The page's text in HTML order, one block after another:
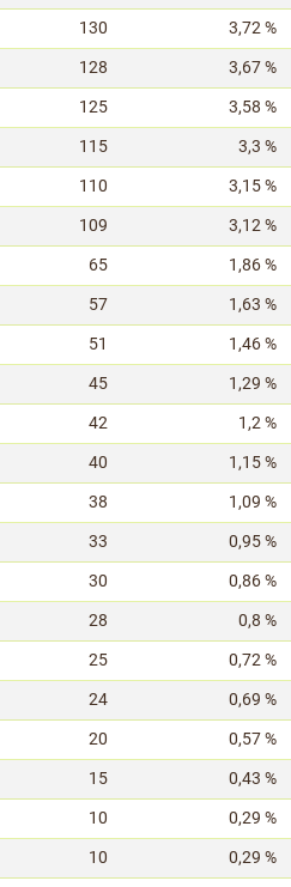
130
3,72 %
128
3,67 %
125
3,58 %
115
3,3 %
110
3,15 %
109
3,12 %
65
1,86 %
57
1,63 %
51
1,46 %
45
1,29 %
42
1,2 %
40
1,15 %
38
1,09 %
33
0,95 %
30
0,86 %
28
0,8 %
25
0,72 %
24
0,69 %
20
0,57 %
15
0,43 %
10
0,29 %
10 0,29 %